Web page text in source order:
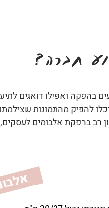
חברה?
בהפקה ואפילו דואגים
להפיק מהתמונות
בהפקת אלבומים לעסקים,